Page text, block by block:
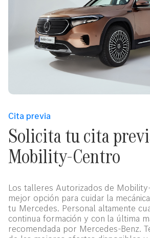
Cita previa
Solicita tu cita
Mobility-Centro
Los talleres Autorizados de
mejor opción para cuidar la
tu Mercedes. Personal altamente
continua formación y con la última
recomendada por Mercedes-Benz.